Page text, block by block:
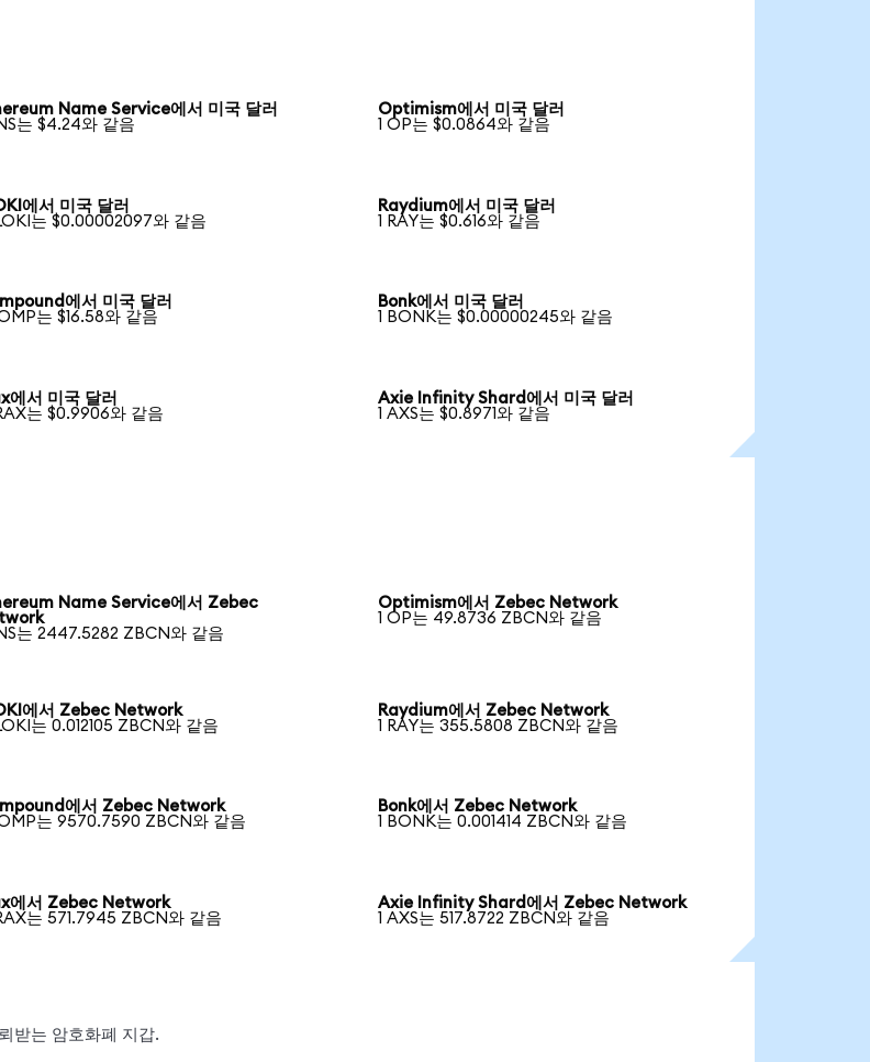
Name Service에서 미국 달러
는 $4.24와 같음
Optimism에서 미국 달러
1 OP는 $0.0864와 같음
에서 미국 달러
는 $0.00002097와 같음
Raydium에서 미국 달러
1 RAY는 $0.616와 같음
에서 미국 달러
는 $16.58와 같음
Bonk에서 미국 달러
1 BONK는 $0.00000245와 같음
에서 미국 달러
는 $0.9906와 같음
Axie Infinity Shard에서 미국 달러
1 AXS는 $0.8971와 같음
Name Service에서 Zebec
는 2447.5282 ZBCN와 같음
Optimism에서 Zebec Network
1 OP는 49.8736 ZBCN와 같음
에서 Zebec Network
는 0.012105 ZBCN와 같음
Raydium에서 Zebec Network
1 RAY는 355.5808 ZBCN와 같음
에서 Zebec Network
는 9570.7590 ZBCN와 같음
Bonk에서 Zebec Network
1 BONK는 0.001414 ZBCN와 같음
에서 Zebec Network
는 571.7945 ZBCN와 같음
Axie Infinity Shard에서 Zebec Network
1 AXS는 517.8722 ZBCN와 같음
받는 암호화폐 지갑.